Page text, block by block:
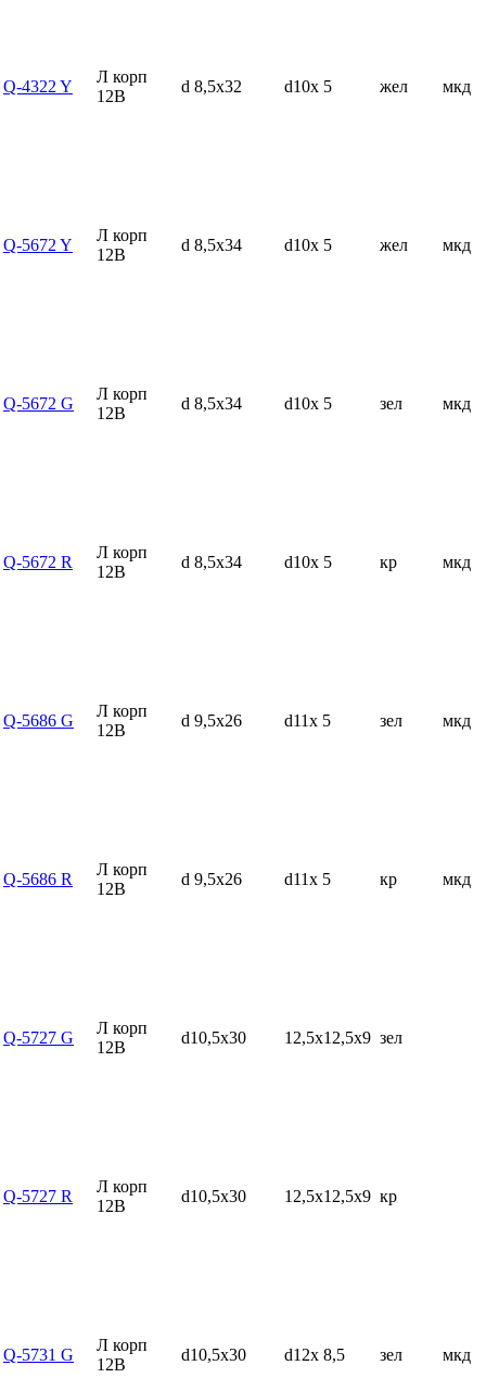
Q-4322 Y
Л корп
12В
d 8,5x32 d10x 5 жел мкд
Q-5672 Y
Л корп
12В
d 8,5x34 d10x 5 жел мкд
Q-5672 G
Л корп
12В
d 8,5x34 d10x 5 зел мкд
Q-5672 R
Л корп
12В
d 8,5x34 d10x 5 кр мкд
Q-5686 G
Л корп
12В
d 9,5x26 d11x 5 зел мкд
Q-5686 R
Л корп
12В
d 9,5x26 d11x 5 кр мкд
Q-5727 G
Л корп
12В
d10,5x30 12,5x12,5x9 зел
Q-5727 R
Л корп
12В
d10,5x30 12,5x12,5x9 кр
Q-5731 G
Л корп
12В
d10,5x30 d12x 8,5 зел мкд